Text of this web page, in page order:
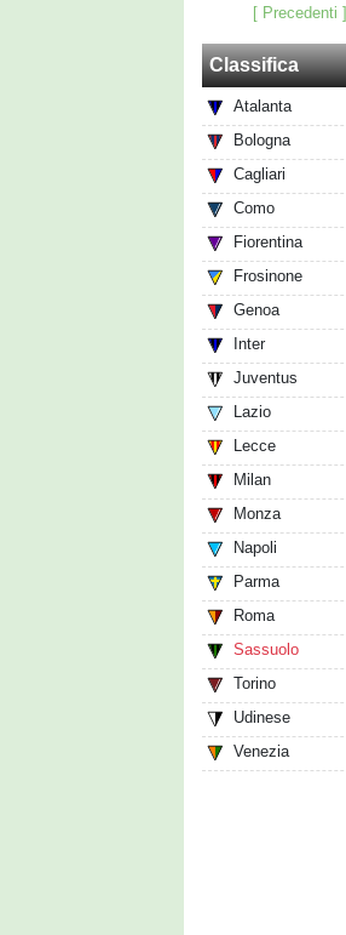
[ Precedenti ]
Classifica
Atalanta
Bologna
Cagliari
Como
Fiorentina
Frosinone
Genoa
Inter
Juventus
Lazio
Lecce
Milan
Monza
Napoli
Parma
Roma
Sassuolo
Torino
Udinese
Venezia